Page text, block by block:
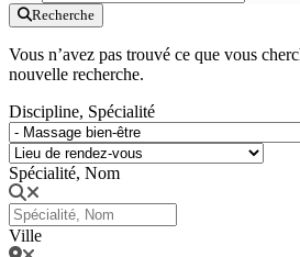
Recherche
Vous n’avez pas trouvé ce que vous
nouvelle recherche.
Discipline, Spécialité
Spécialité, Nom
Ville